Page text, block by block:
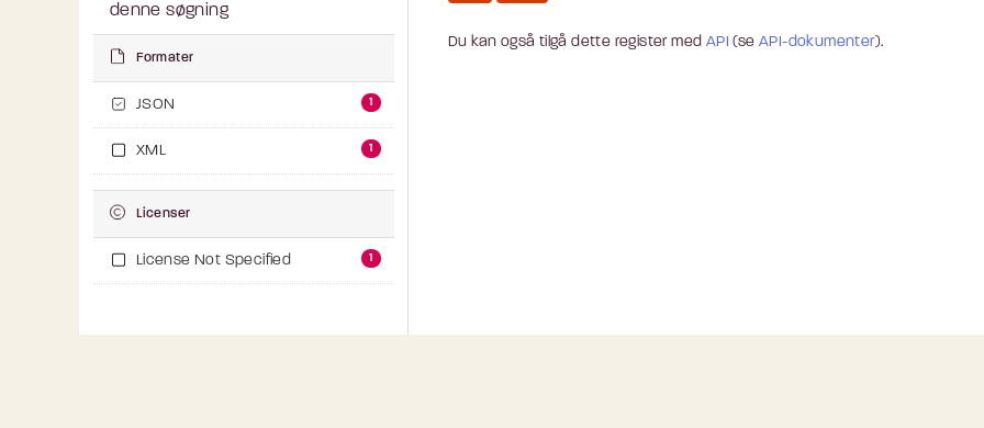
denne søgning
Formater
JSON 1
XML 1
Licenser
License Not Specified 1
Du kan også tilgå dette register med API (seAPI-dokumenter).